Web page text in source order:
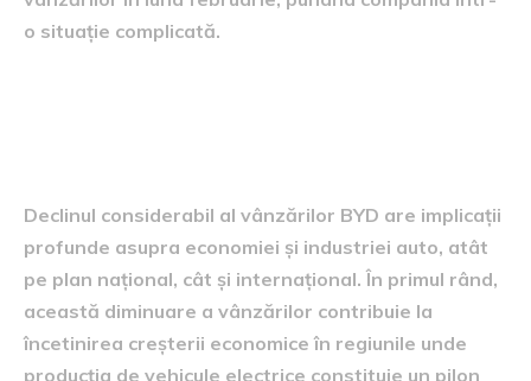
o situație complicată.
Declinul considerabil al vânzărilor BYD are implicații
profunde asupra economiei și industriei auto, atât
pe plan național, cât și internațional. În primul rând,
această diminuare a vânzărilor contribuie la
încetinirea creșterii economice în regiunile unde
producția de vehicule electrice constituie un pilon